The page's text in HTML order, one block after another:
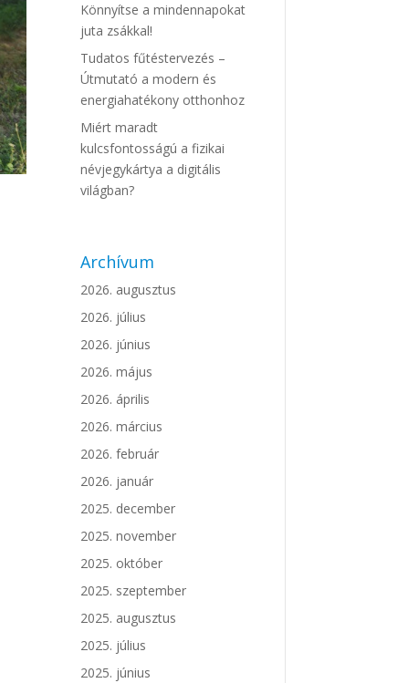
Könnyítse a mindennapokat
juta zsákkal!
Tudatos fűtéstervezés –
Útmutató a modern és
energiahatékony otthonhoz
Miért maradt
kulcsfontosságú a fizikai
névjegykártya a digitális
világban?
Archívum
2026. augusztus
2026. július
2026. június
2026. május
2026. április
2026. március
2026. február
2026. január
2025. december
2025. november
2025. október
2025. szeptember
2025. augusztus
2025. július
2025. június